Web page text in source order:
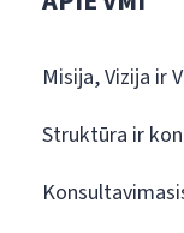
Misija, Vizija ir
Struktūra ir